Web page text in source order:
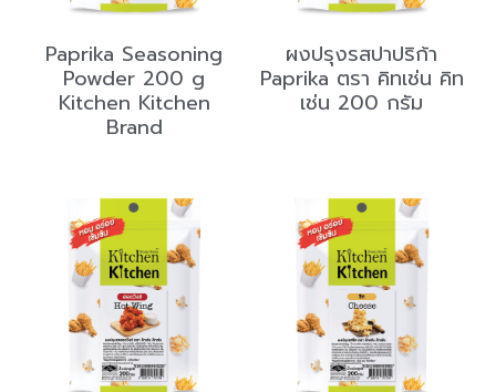
Paprika Seasoning
Powder 200 g
Kitchen Kitchen
Brand
ผงปรุงรสปาปริก้า
Paprika ตรา คิทเช่น คิท
เช่น 200 กรัม